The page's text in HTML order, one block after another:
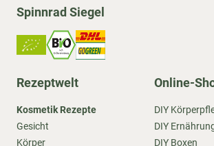
Spinnrad Siegel
Rezeptwelt
Kosmetik Rezepte
Gesicht
Körper
Online-
DIY
DIY
DIY Boxen